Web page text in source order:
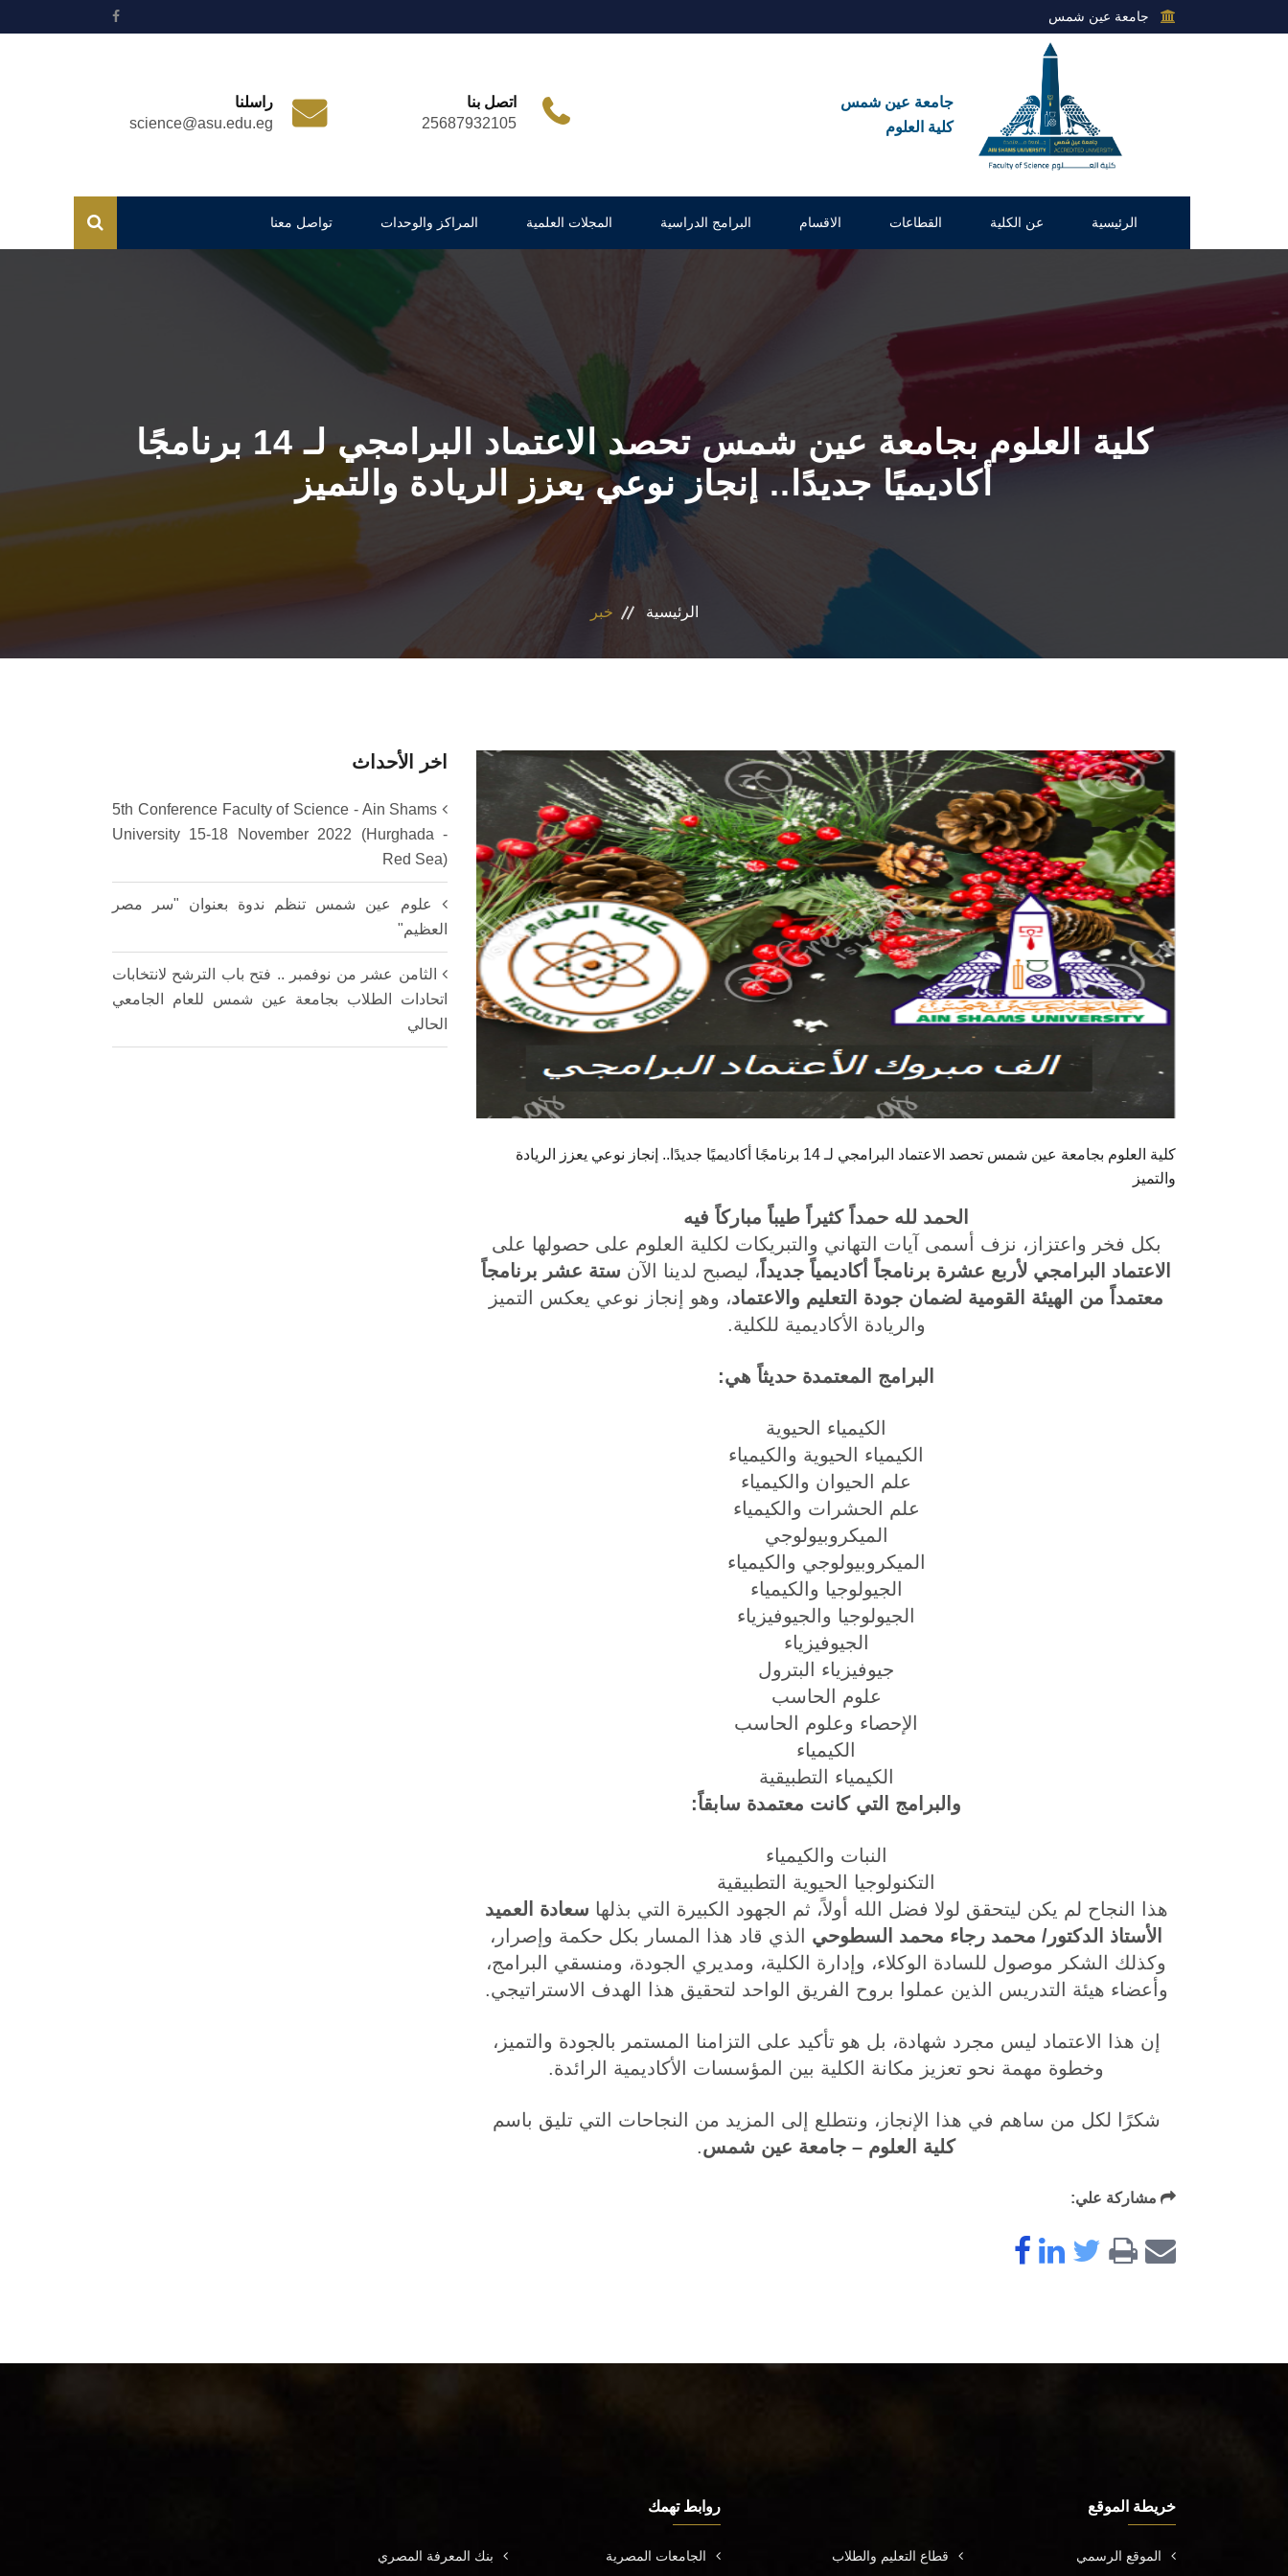
جامعة عين شمس
جامعة عين شمس
كلية العلوم
اتصل بنا
25687932105
راسلنا
science@asu.edu.eg
الرئيسية عن الكلية القطاعات الاقسام البرامج الدراسية المجلات العلمية المراكز والوحدات تواصل معنا
كلية العلوم بجامعة عين شمس تحصد الاعتماد البرامجي لـ 14 برنامجًا
أكاديميًا جديدًا.. إنجاز نوعي يعزز الريادة والتميز
الرئيسية خبر
كلية العلوم بجامعة عين شمس تحصد الاعتماد البرامجي لـ 14 برنامجًا أكاديميًا جديدًا.. إنجاز نوعي يعزز الريادة
والتميز
الحمد لله حمداً كثيراً طيباً مباركاً فيه
بكل فخر واعتزاز، نزف أسمى آيات التهاني والتبريكات لكلية العلوم على حصولها على
الاعتماد البرامجي لأربع عشرة برنامجاً أكاديمياً جديداً ، ليصبح لدينا الآن ستة عشر برنامجاً
معتمداً من الهيئة القومية لضمان جودة التعليم والاعتماد، وهو إنجاز نوعي يعكس التميز
والريادة الأكاديمية للكلية.
البرامج المعتمدة حديثاً هي:
الكيمياء الحيوية
الكيمياء الحيوية والكيمياء
علم الحيوان والكيمياء
علم الحشرات والكيمياء
الميكروبيولوجي
الميكروبيولوجي والكيمياء
الجيولوجيا والكيمياء
الجيولوجيا والجيوفيزياء
الجيوفيزياء
جيوفيزياء البترول
علوم الحاسب
الإحصاء وعلوم الحاسب
الكيمياء
الكيمياء التطبيقية
والبرامج التي كانت معتمدة سابقاً:
النبات والكيمياء
التكنولوجيا الحيوية التطبيقية
هذا النجاح لم يكن ليتحقق لولا فضل الله أولاً، ثم الجهود الكبيرة التي بذلها سعادة العميد
الأستاذ الدكتور/ محمد رجاء محمد السطوحي
الذي قاد هذا المسار بكل حكمة وإصرار،
وكذلك الشكر موصول للسادة الوكلاء، وإدارة الكلية، ومديري الجودة، ومنسقي البرامج،
وأعضاء هيئة التدريس الذين عملوا بروح الفريق الواحد لتحقيق هذا الهدف الاستراتيجي.
إن هذا الاعتماد ليس مجرد شهادة، بل هو تأكيد على التزامنا المستمر بالجودة والتميز،
وخطوة مهمة نحو تعزيز مكانة الكلية بين المؤسسات الأكاديمية الرائدة.
شكرًا لكل من ساهم في هذا الإنجاز، ونتطلع إلى المزيد من النجاحات التي تليق باسم
كلية العلوم – جامعة عين شمس.
مشاركة علي:
اخر الأحداث
5th Conference Faculty of Science - Ain Shams
University 15-18 November 2022 (Hurghada -
Red Sea)
علوم عين شمس تنظم ندوة بعنوان "سر مصر
العظيم"
الثامن عشر من نوفمبر .. فتح باب الترشح لانتخابات
اتحادات الطلاب بجامعة عين شمس للعام الجامعي
الحالي
خريطة الموقع
الموقع الرسمي قطاع التعليم والطلاب
روابط تهمك
الجامعات المصرية بنك المعرفة المصري